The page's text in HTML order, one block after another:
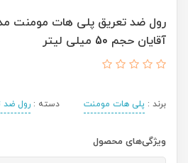
آقایان حجم 50 میلی لیتر
برند : پلی هات مومنت دسته : رول ضد
ویژگی‌های محصول